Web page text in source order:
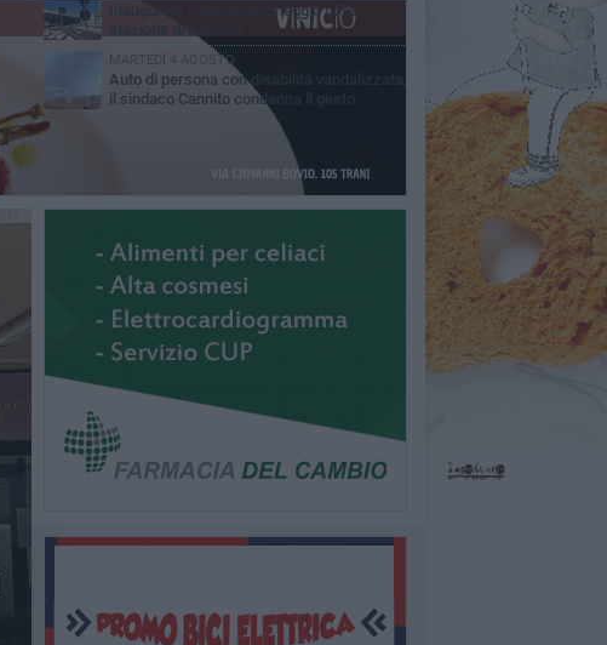
Inaugurato il nuovo parcheggio nella
MARTEDÌ 4 AGOSTO
Auto di persona con disabilità vandalizzata,
il sindaco Cannito condanna il gesto